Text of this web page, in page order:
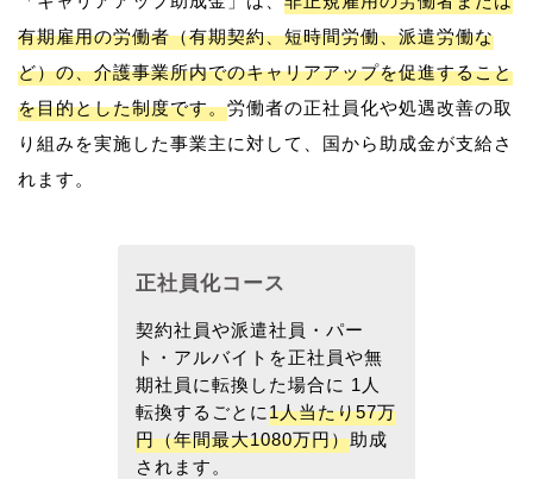
有期雇用の労働者（有期契約、短時間労働、派遣労働な
ど）の、介護事業所内でのキャリアアップを促進すること
を目的とした制度です。労働者の正社員化や処遇改善の取
り組みを実施した事業主に対して、国から助成金が支給さ
れます。
正社員化コース
契約社員や派遣社員・パー
ト・アルバイトを正社員や無
期社員に転換した場合に 1人
転換するごとに1人当たり57万
円（年間最大1080万円）助成
されます。